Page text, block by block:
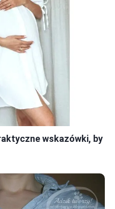
wskazówki, by